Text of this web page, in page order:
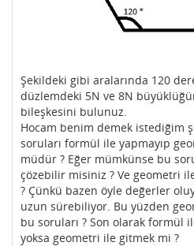
Şekildeki gibi aralarında 120
düzlemdeki 5N ve 8N
bileşkesini bulunuz.
Hocam benim demek istediğim
soruları formül ile yapmayıp
müdür ? Eğer mümkünse bu
çözebilir misiniz ? Ve geometri ile
? Çünkü bazen öyle değerler
uzun sürebiliyor. Bu yüzden
bu soruları ? Son olarak formül
yoksa geometri ile gitmek mi ?